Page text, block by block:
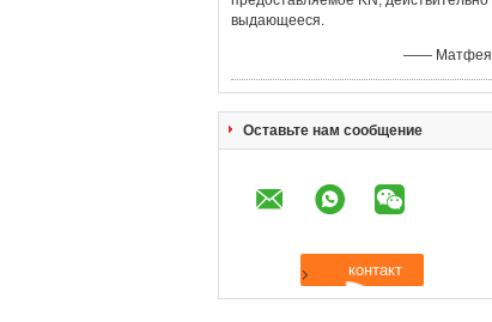
выдающееся.
—— Матфея
Оставьте нам сообщение